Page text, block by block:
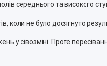
середнього та високого
коли не було досягнуто
у сівозміні. Проте